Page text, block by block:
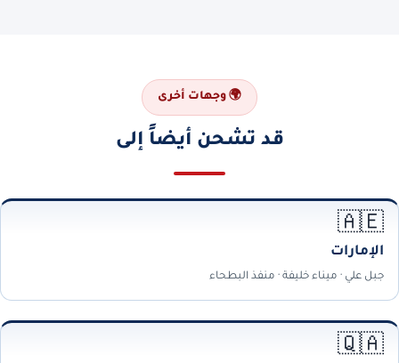
🌍 وجهات أخرى
قد تشحن أيضاً إلى
🇦🇪
الإمارات
جبل علي · ميناء خليفة · منفذ البطحاء
🇶🇦